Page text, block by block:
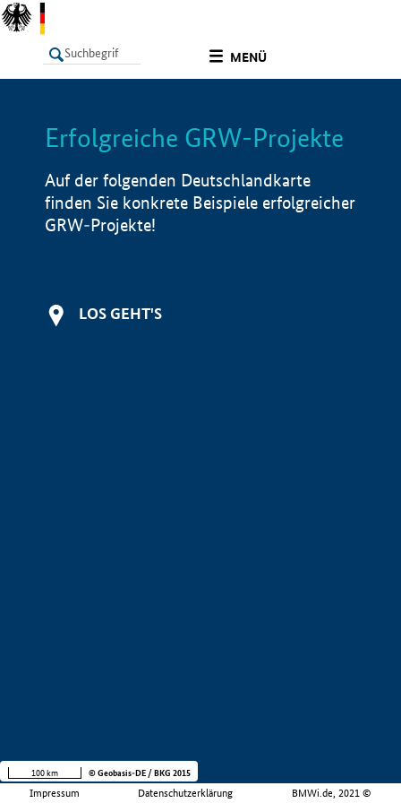
MENÜ
LISTE Info
Erfolgreiche GRW-Projekte
Auf der folgenden Deutschlandkarte
finden Sie konkrete Beispiele erfolgreicher
GRW-Projekte!
LOS GEHT'S
Impressum Datenschutzerklärung BMWi.de, 2021 ©
100 km © Geobasis-DE / BKG 2015